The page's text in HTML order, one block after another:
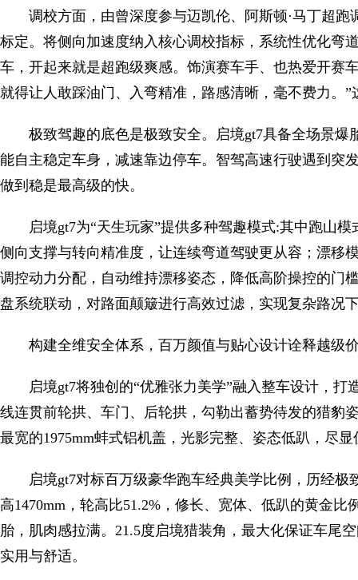
调校方面，由曾深度参与迈凯伦、阿斯顿·马丁超
标定。将侧向加速度纳入核心调校指标，系统性优化弯
车，开起来就是超跑级爽感。饰演赛车手、也热爱开赛
就得让人敢踩油门、入弯精准，路感清晰，毫不费力。
极致驾趣的底色是极致安全。启境gt7具备全场景
能自主稳定车身，减速靠边停车。智驾高速行驶遇到突
做到稳是最高级的快。
启境gt7为“天生玩家”提供多种驾趣模式:其中跑山
侧向支撑与转向精准度，让连续弯道驾驶更从容；漂移
调控动力分配，自动维持漂移姿态，降低高阶操控的门
盘系统联动，对路面颠簸进行高效过滤，实现复杂路况
构建全维安全体系，百万颜值与贴心设计诠释越级
启境gt7将独创的“优雅张力美学”融入整车设计，
线连贯前轮拱、车门、后轮拱，勾勒出蓄势待发的猎豹
最宽的1975mm蚌式铝机盖，光影完整、姿态低趴，尽
启境gt7对标百万级豪华跑车经典美学比例，历经
高1470mm，轮高比51.2%，修长、宽体、低趴的黄金
胎，肌肉感拉满。21.5度启境猎装角，最大化保证车尾
实用与舒适。